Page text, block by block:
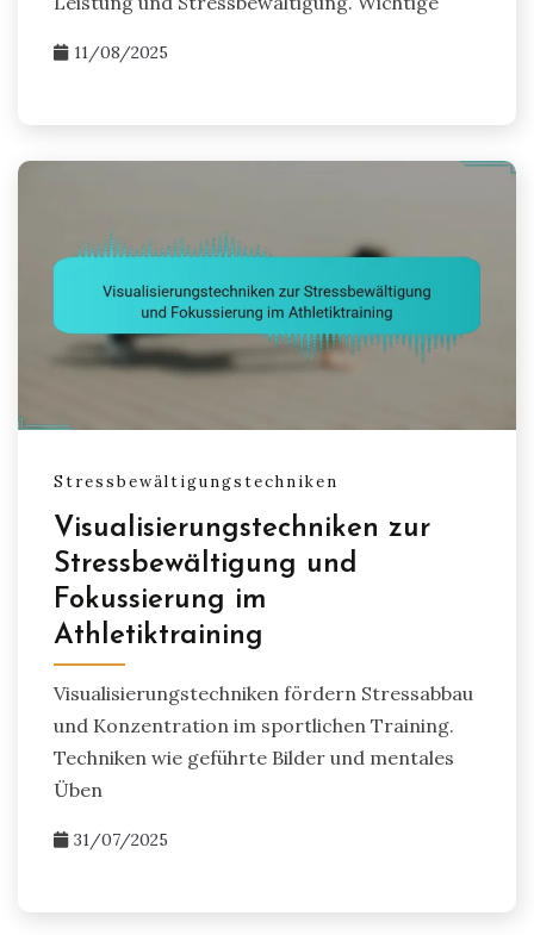
11/08/2025
Stressbewältigungstechniken
Visualisierungstechniken zur
Stressbewältigung und
Fokussierung im
Athletiktraining
Visualisierungstechniken fördern Stressabbau
und Konzentration im sportlichen Training.
Techniken wie geführte Bilder und mentales
Üben
31/07/2025